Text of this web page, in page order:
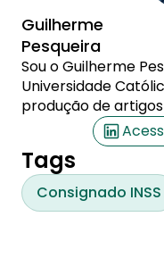
Guilherme
Pesqueira
Sou o Guilherme
Universidade
produção de
Tags
Consignado INSS